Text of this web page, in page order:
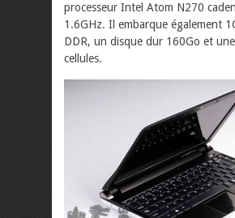
processeur Intel Atom N270
1.6GHz. Il embarque également
DDR, un disque dur 160Go et
cellules.